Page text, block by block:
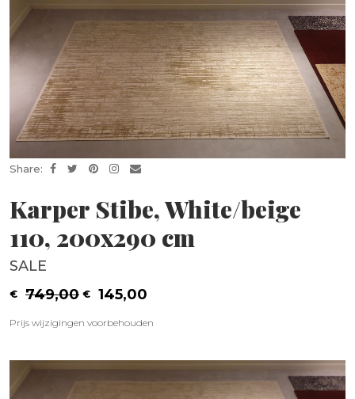
Share:
Karper Stibe, White/beige
110, 200x290 cm
SALE
749,00
145,00
Prijs wijzigingen voorbehouden